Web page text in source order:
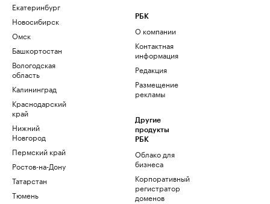
Екатеринбург
Новосибирск
Омск
Башкортостан
Вологодская
область
Калининград
Краснодарский
край
Нижний
Новгород
Пермский край
Ростов-на-Дону
Татарстан
Тюмень
РБК
О компании
Контактная
информация
Редакция
Размещение
рекламы
Другие
продукты
РБК
Облако для
бизнеса
Корпоративный
регистратор
доменов